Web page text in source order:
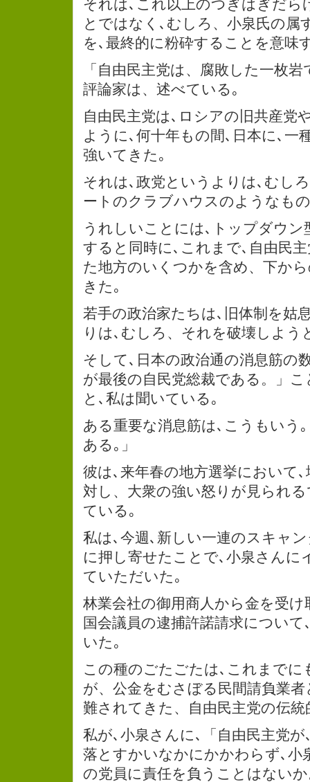
それは､これ以上のつぎはぎだら
とではなく､むしろ、小泉氏の属
を､最終的に粉砕することを意味
「自由民主党は、腐敗した一枚
評論家は、述べている｡
自由民主党は､ロシアの旧共産党
ように､何十年もの間､日本に､一
強いてきた｡
それは､政党というよりは､むし
ートのクラブハウスのようなも
うれしいことには､トップダウン
すると同時に､これまで､自由民
た地方のいくつかを含め、下か
きた｡
若手の政治家たちは､旧体制を姑
りは､むしろ、それを破壊しよう
そして､日本の政治通の消息筋の
が最後の自民党総裁である。」
と､私は聞いている｡
ある重要な消息筋は､こうもいう
ある｡」
彼は､来年春の地方選挙において
対し、大衆の強い怒りが見られ
ている｡
私は､今週､新しい一連のスキャ
に押し寄せたことで､小泉さんに
ていただいた｡
林業会社の御用商人から金を受
国会議員の逮捕許諾請求につい
いた｡
この種のごたごたは､これまでに
が、公金をむさぼる民間請負業
難されてきた、自由民主党の伝
私が､小泉さんに､「自由民主党
落とすかいなかにかかわらず､小
の党員に責任を負うことはない